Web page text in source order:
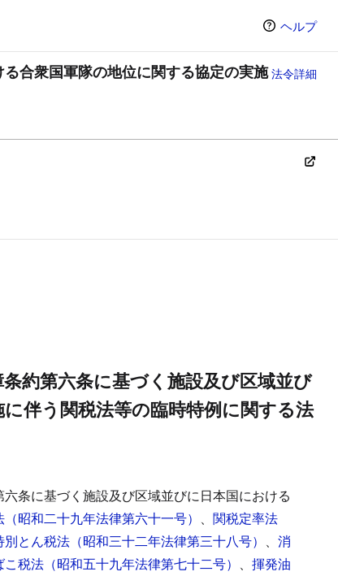
ヘルプ
合衆国軍隊の地位に関する協定の実施 法令詳細
択すると条文の表示方法が変わります）
約第六条に基づく施設及び区域並び
伴う関税法等の臨時特例に関する法
条に基づく施設及び区域並びに日本国における
昭和二十九年法律第六十一号） 、 関税定率法
別とん税法（昭和三十二年法律第三十八号） 、 消
こ税法（昭和五十九年法律第七十二号） 、 揮発油